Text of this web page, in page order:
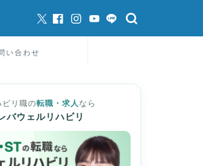
い合わせ
ビリ職の転職・求人 なら
バウェルリハビリ